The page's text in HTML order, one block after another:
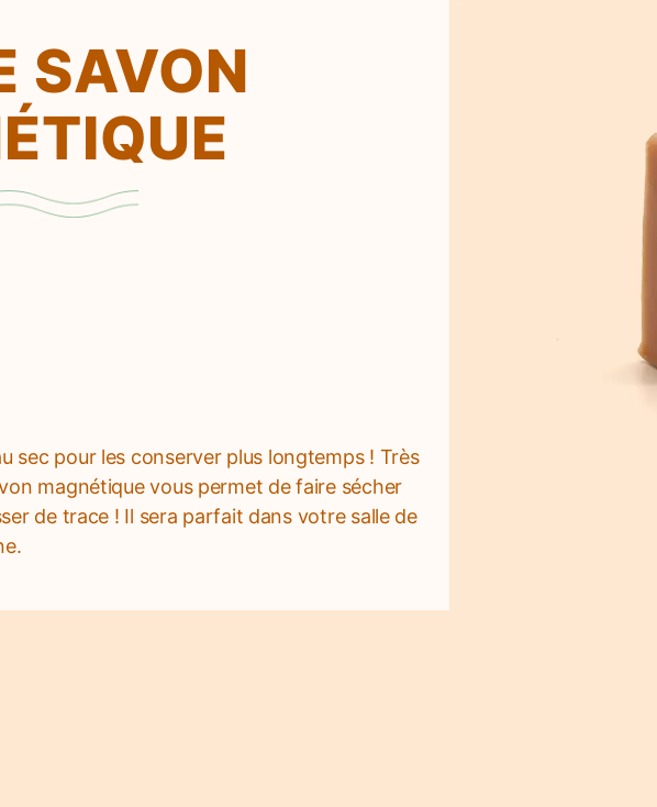
SAVON
sec pour les conserver plus longtemps ! Très
magnétique vous permet de faire sécher
de trace ! Il sera parfait dans votre salle de